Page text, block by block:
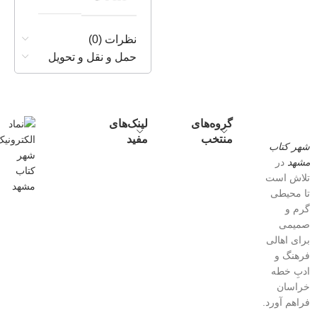
نظرات (0)
حمل و نقل و تحویل
شهر کتاب
مشهد در
تلاش است
تا محیطی
گرم و
صمیمی
برای اهالی
فرهنگ و
ادبِ خطه
خراسان
فراهم آورد.
گروه‌های
منتخب
لینک‌های
مفید